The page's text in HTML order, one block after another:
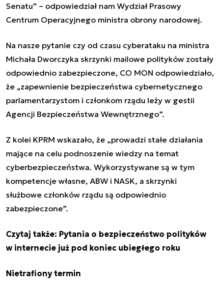
Senatu” – odpowiedział nam Wydział Prasowy
Centrum Operacyjnego ministra obrony narodowej.
Na nasze pytanie czy od czasu cyberataku na ministra
Michała Dworczyka skrzynki mailowe polityków zostały
odpowiednio zabezpieczone, CO MON odpowiedziało,
że „zapewnienie bezpieczeństwa cybernetycznego
parlamentarzystom i członkom rządu leży w gestii
Agencji Bezpieczeństwa Wewnętrznego”.
Z kolei KPRM wskazało, że „prowadzi stałe działania
mające na celu podnoszenie wiedzy na temat
cyberbezpieczeństwa. Wykorzystywane są w tym
kompetencje własne, ABW i NASK, a skrzynki
służbowe członków rządu są odpowiednio
zabezpieczone”.
Czytaj także: Pytania o bezpieczeństwo polityków
w internecie już pod koniec ubiegłego roku
Nietrafiony termin